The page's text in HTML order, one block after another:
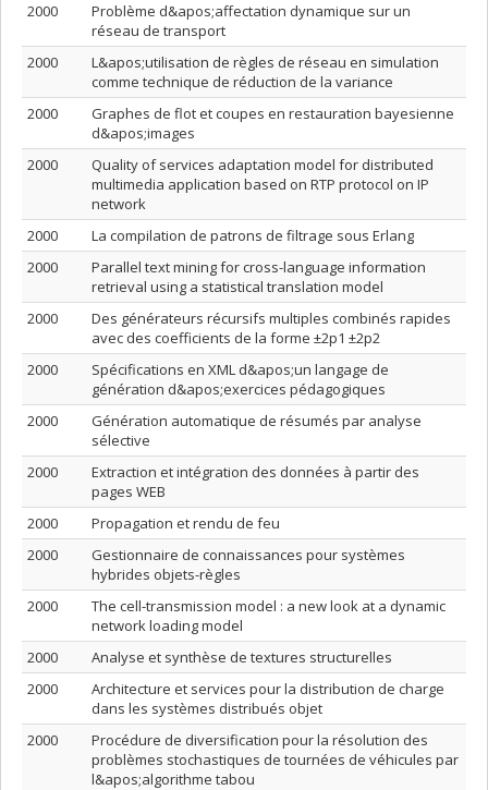
2000
Problème d&apos;affectation dynamique sur un
réseau de transport
2000
L&apos;utilisation de règles de réseau en simulation
comme technique de réduction de la variance
2000
Graphes de flot et coupes en restauration bayesienne
d&apos;images
2000
Quality of services adaptation model for distributed
multimedia application based on RTP protocol on IP
network
2000
La compilation de patrons de filtrage sous Erlang
2000
Parallel text mining for cross-language information
retrieval using a statistical translation model
2000
Des générateurs récursifs multiples combinés rapides
avec des coefficients de la forme ±2p1 ±2p2
2000
Spécifications en XML d&apos;un langage de
génération d&apos;exercices pédagogiques
2000
Génération automatique de résumés par analyse
sélective
2000
Extraction et intégration des données à partir des
pages WEB
2000
Propagation et rendu de feu
2000
Gestionnaire de connaissances pour systèmes
hybrides objets-règles
2000
The cell-transmission model : a new look at a dynamic
network loading model
2000
Analyse et synthèse de textures structurelles
2000
Architecture et services pour la distribution de charge
dans les systèmes distribués objet
2000
Procédure de diversification pour la résolution des
problèmes stochastiques de tournées de véhicules par
l&apos;algorithme tabou